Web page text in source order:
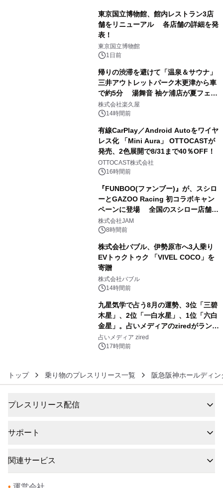
東京国立博物館、館内レストラン3店
舗をリニューアル 各店舗の詳細を発
表！
東京国立博物館
1日前
帰りの渋滞を避けて「温泉＆サウナ」
三井アウトレットパーク木更津から車
で約5分 湯舞音 袖ケ浦店が夏フェア
メニューを提供
株式会社楽久屋
14時間前
有線CarPlay／Android Autoをワイヤ
レス化 「Mini Aura」 OTTOCASTが
発売、2色展開で8/31まで40％OFF！
OTTOCAST株式会社
16時間前
『FUNBOO(ファンブー)』が、スシロ
ーとGAZOO Racing 初コラボキャン
ペーンに登場 全国のスシロー店舗で
GR 4車種の FUNBOO(ミニカー)付き
メニューが展開されます
株式会社JAM
8時間前
株式会社バブル、伊勢原市へ3人乗り
EVトゥクトゥク 「VIVEL COCO」を
寄贈
株式会社バブル
14時間前
九星気学で占う8月の運勢、3位「三碧
木星」、2位「一白水星」、1位「六白
金星」。占いメディアのziredがランキ
ングを発表
占いメディア zired
17時間前
トップ 乗り物のプレスリリース一覧 阪急阪神ホールディ
プレスリリース配信
サポート
関連サービス